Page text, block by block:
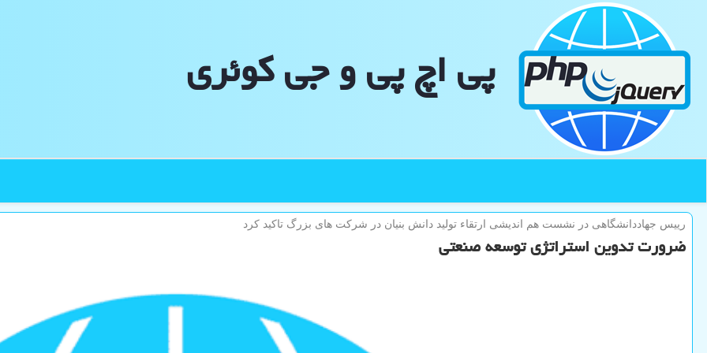
پی اچ پی و جی كوئری
رییس جهاددانشگاهی در نشست هم اندیشی ارتقاء تولید دانش بنیان در شركت های بزرگ تاكید كرد
ضرورت تدوین استراتژی توسعه صنعتی